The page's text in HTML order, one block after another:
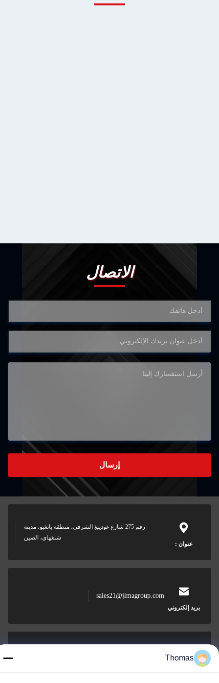
الاتصال
إرسال
عنوان :
رقم 275 شارع غودينغ الشرقي، منطقة يانغبو، مدينة
شنغهاي، الصين
بريد إلكتروني
sales21@jimagroup.com
هاتف :
0086-15921524026 Thomas